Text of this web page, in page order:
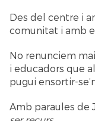
Des del centre i
comunitat i amb
No renunciem
i educadors que
pugui ensortir-
Amb paraules de